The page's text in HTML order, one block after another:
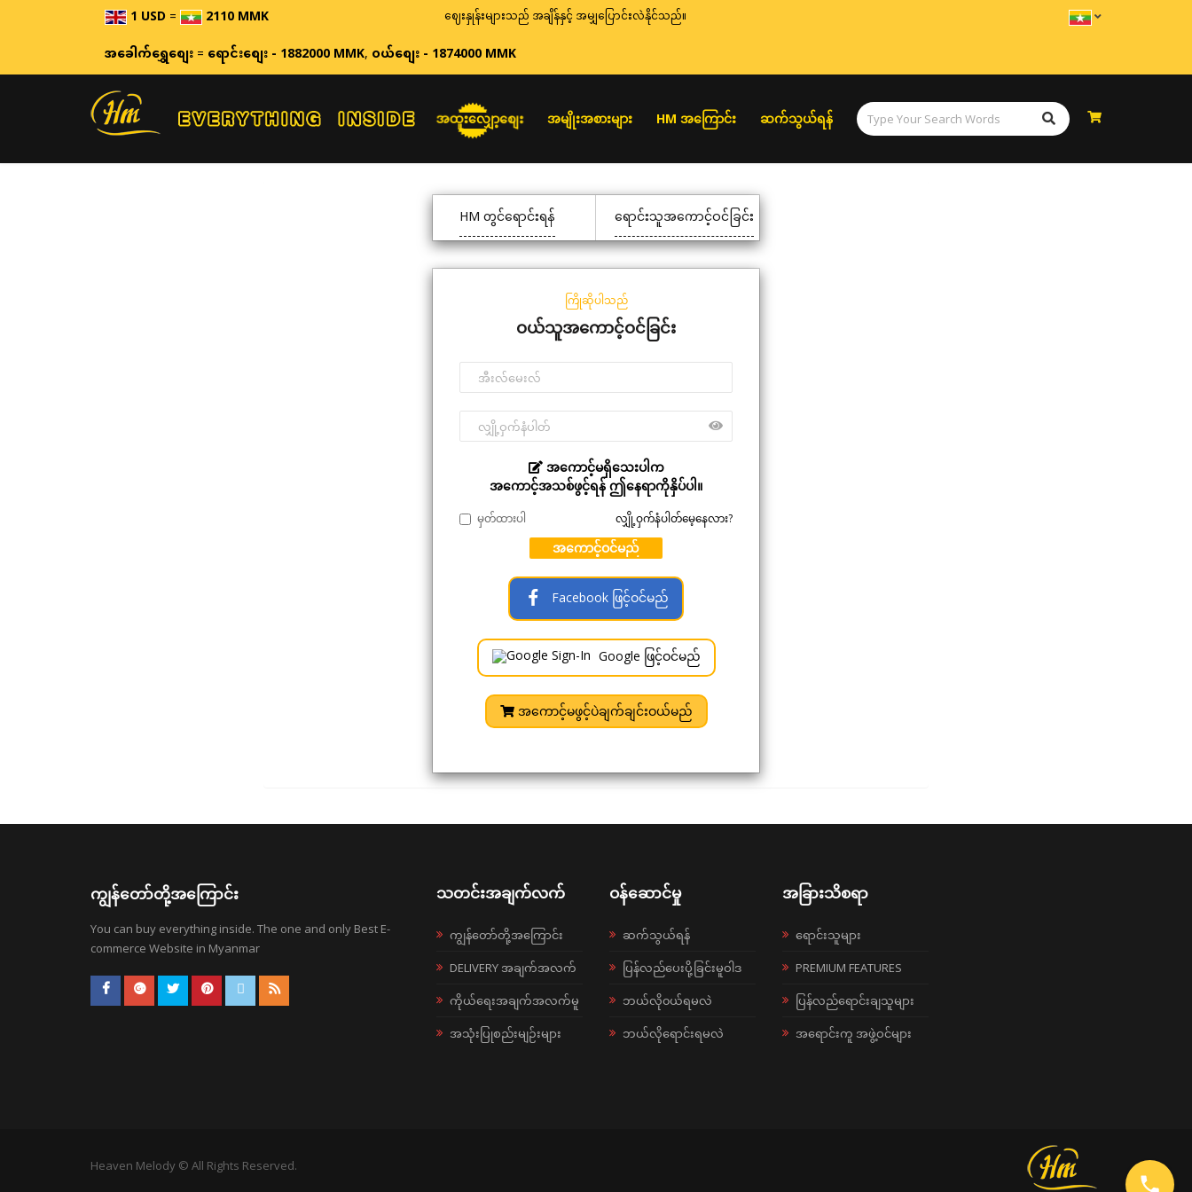
1 USD= 2110 MMK ဈေးနှုန်းများသည် အချိန်နှင့် အမျှပြောင်းလဲနိုင်သည်။
အခေါက်ရွှေစျေး=ရောင်းစျေး - 1882000 MMK,ဝယ်စျေး - 1874000 MMK
အထူးလျှော့စျေး အမျိုးအစားများ HM အကြောင်း ဆက်သွယ်ရန်
HM တွင်ရောင်းရန် ရောင်းသူအကောင့်ဝင်ခြင်း
ကြိုဆိုပါသည်
ဝယ်သူအကောင့်ဝင်ခြင်း
အကောင့်မရှိသေးပါက
အကောင့်အသစ်ဖွင့်ရန် ဤနေရာကိုနှိပ်ပါ။
မှတ်ထားပါ လျှို့ဝှက်နံပါတ်မေ့နေလား?
အကောင့်ဝင်မည်
Facebook ဖြင့်ဝင်မည်
Google ဖြင့်ဝင်မည်
အကောင့်မဖွင့်ပဲချက်ချင်းဝယ်မည်
ကျွန်တော်တို့အကြောင်း
You can buy everything inside. The one and only Best E-
commerce Website in Myanmar
သတင်းအချက်လက်
ကျွန်တော်တို့အကြောင်း
DELIVERY အချက်အလက်
ကိုယ်ရေးအချက်အလက်မူ
အသုံးပြုစည်းမျဉ်းများ
ဝန်ဆောင်မှု
ဆက်သွယ်ရန်
ပြန်လည်ပေးပို့ခြင်းမူဝါဒ
ဘယ်လို၀ယ်ရမလဲ
ဘယ်လိုရောင်းရမလဲ
အခြားသိစရာ
ရောင်းသူများ
PREMIUM FEATURES
ပြန်လည်ရောင်းချသူများ
အရောင်းကူ အဖွဲ့ဝင်များ
Heaven Melody © All Rights Reserved.